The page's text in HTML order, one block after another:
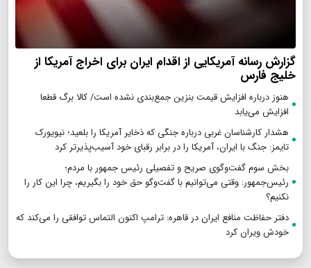
گزارش رسانه آمریکایی از اقدام ایران برای اخراج آمریکا از
خلیج فارس
هنوز درباره افزایش قیمت بنزین جمع‌بندی نشده است/ کالا برگ قطعا
افزایش می‌یابد
هشدار کارشناسان غربی درباره جنگی که ذخایر آمریکا را بلعید؛ نیویورک
تایمز: جنگ با ایران، آمریکا را در برابر رقبای خود آسیب‌پذیرتر کرد
بخش سوم گفت‌وگوی صریح و تفصیلی رئیس جمهور با مردم؛
رئیس‌جمهور: وقتی می‌توانیم با گفت‌وگو حق خود را بگیریم، چرا این کار را
نکنیم؟
دفتر حفاظت منافع ایران در قاهره: ترامپ اکنون التماس توافقی را می‌کند که
خودش ویران کرد